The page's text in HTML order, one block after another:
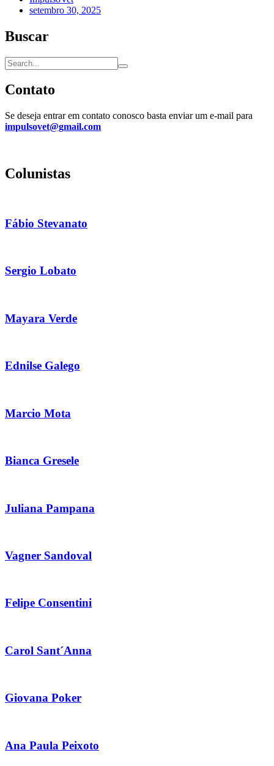
setembro 30, 2025
Buscar
Contato
Se deseja entrar em contato conosco basta enviar um e-mail para
impulsovet@gmail.com
Colunistas
Fábio Stevanato
Sergio Lobato
Mayara Verde
Ednilse Galego
Marcio Mota
Bianca Gresele
Juliana Pampana
Vagner Sandoval
Felipe Consentini
Carol Sant´Anna
Giovana Poker
Ana Paula Peixoto